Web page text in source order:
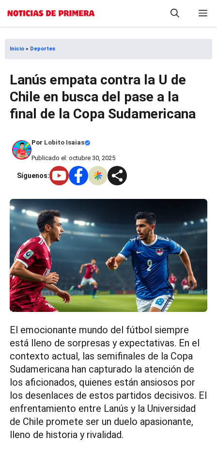
Saltar
contenido
Inicio » Deportes
Lanús empata contra la U de
Chile en busca del pase a la
final de la Copa Sudamericana
Por Lobito Isaias
Publicado el: octubre 30, 2025
Síguenos:
El emocionante mundo del fútbol siempre
está lleno de sorpresas y expectativas. En el
contexto actual, las semifinales de la Copa
Sudamericana han capturado la atención de
los aficionados, quienes están ansiosos por
los desenlaces de estos partidos decisivos. El
enfrentamiento entre Lanús y la Universidad
de Chile promete ser un duelo apasionante,
lleno de historia y rivalidad.